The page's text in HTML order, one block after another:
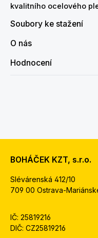
kvalitního ocelového
Soubory ke stažení
O nás
Hodnocení
BOHÁČEK KZT, s.r.o.
Slévárenská 412/10
709 00 Ostrava-
IČ: 25819216
DIČ: CZ25819216